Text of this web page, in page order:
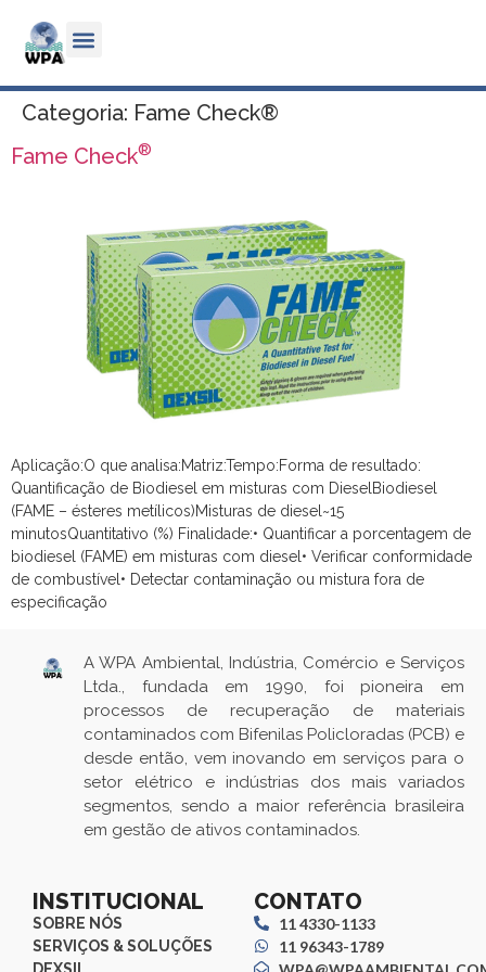
Categoria: Fame Check®
Fame Check®
Aplicação:O que analisa:Matriz:Tempo:Forma de resultado:
Quantificação de Biodiesel em misturas com DieselBiodiesel
(FAME – ésteres metílicos)Misturas de diesel~15
minutosQuantitativo (%) Finalidade:• Quantificar a porcentagem de
biodiesel (FAME) em misturas com diesel• Verificar conformidade
de combustível• Detectar contaminação ou mistura fora de
especificação
A WPA Ambiental, Indústria, Comércio e Serviços
Ltda., fundada em 1990, foi pioneira em
processos de recuperação de materiais
contaminados com Bifenilas Policloradas (PCB) e
desde então, vem inovando em serviços para o
setor elétrico e indústrias dos mais variados
segmentos, sendo a maior referência brasileira
em gestão de ativos contaminados.
INSTITUCIONAL
SOBRE NÓS
SERVIÇOS & SOLUÇÕES
DEXSIL
CONTATO
11 4330-1133
11 96343-1789